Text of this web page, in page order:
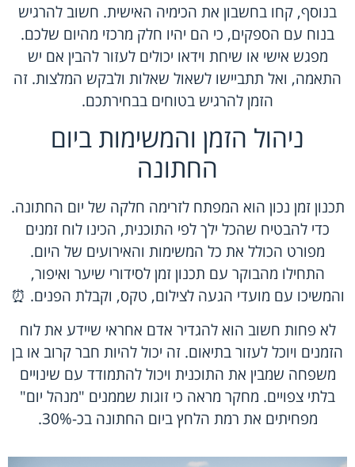
בנוסף, קחו בחשבון את הכימיה האישית. חשוב להרגיש
בנוח עם הספקים, כי הם יהיו חלק מרכזי מהיום שלכם.
מפגש אישי או שיחת וידאו יכולים לעזור להבין אם יש
התאמה, ואל תתביישו לשאול שאלות ולבקש המלצות. זה
הזמן להרגיש בטוחים בבחירתכם.
ניהול הזמן והמשימות ביום
החתונה
תכנון זמן נכון הוא המפתח לזרימה חלקה של יום החתונה.
כדי להבטיח שהכל ילך לפי התוכנית, הכינו לוח זמנים
מפורט הכולל את כל המשימות והאירועים של היום.
התחילו מהבוקר עם תכנון זמן לסידורי שיער ואיפור,
והמשיכו עם מועדי הגעה לצילום, טקס, וקבלת הפנים. ⏰
לא פחות חשוב הוא להגדיר אדם אחראי שיידע את לוח
הזמנים ויוכל לעזור בתיאום. זה יכול להיות חבר קרוב או בן
משפחה שמבין את התוכנית ויכול להתמודד עם שינויים
בלתי צפויים. מחקר מראה כי זוגות שממנים "מנהל יום"
מפחיתים את רמת הלחץ ביום החתונה בכ-30%.